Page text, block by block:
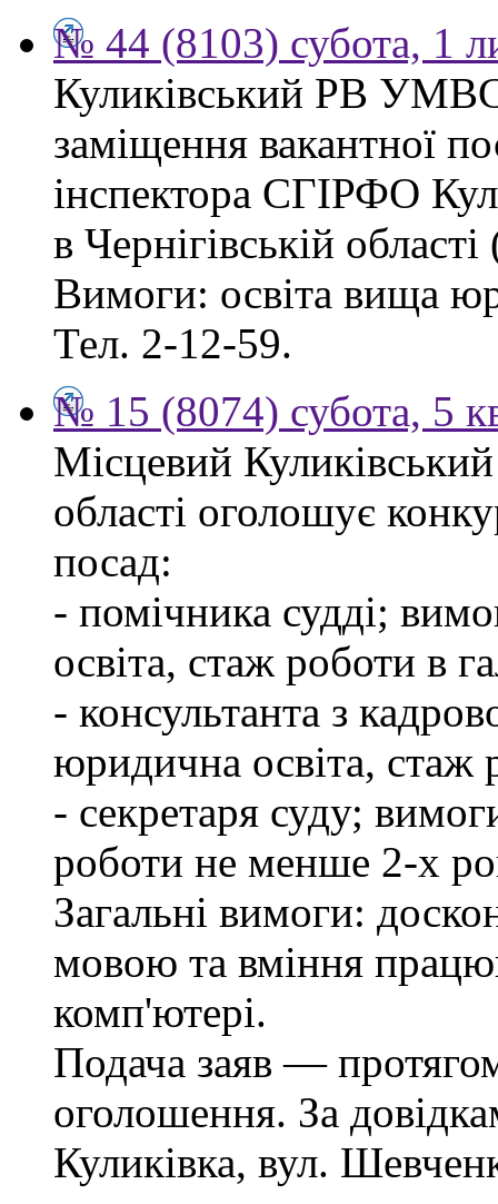
№ 44 (8103) субота, 1
Куликівський РВ
заміщення вакантної
інспектора СГІРФО
в Чернігівській
Вимоги: освіта вища
Тел. 2-12-59.
№ 15 (8074) субота, 5
Місцевий
області оголошує
посад:
- помічника судді;
освіта, стаж роботи в
- консультанта з
юридична освіта, стаж
- секретаря суду;
роботи не менше 2-х
Загальні вимоги:
мовою та вміння
комп'ютері.
Подача заяв —
оголошення. За
Куликівка, вул.